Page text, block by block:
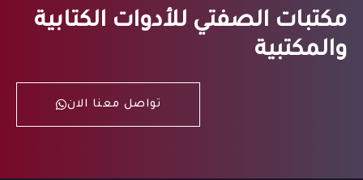
مكتبات الصفتي للأدوات الكتابية
والمكتبية
تواصل معنا الان